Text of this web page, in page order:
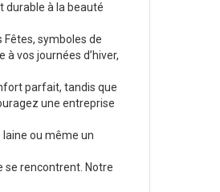
durable à la beauté
symboles de
vos journées d’hiver,
parfait, tandis que
une entreprise
laine ou même un
se rencontrent. Notre